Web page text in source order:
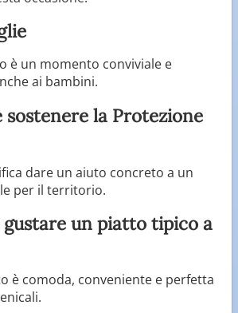
è un momento conviviale e
ai bambini.
sostenere la Protezione
dare un aiuto concreto a un
per il territorio.
gustare un piatto tipico a
è comoda, conveniente e perfetta